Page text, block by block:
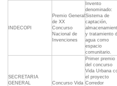
INDECOPI
Premio General
de XX
Concurso
Nacional de
Invenciones
Invento
denominado:
Sistema de
captación,
y tratamiento
agua como
espacio
comunitario.
SECRETARIA
GENERAL
Concurso Vida
Primer premio
del concurso
Vida Urbana
el proyecto
Corredor